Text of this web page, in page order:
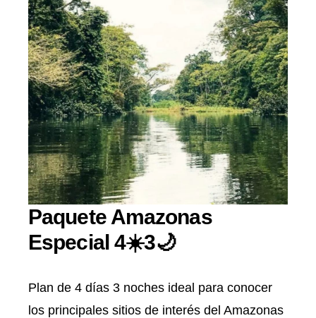
Paquete Amazonas
Especial 4☀️3🌙
Plan de 4 días 3 noches ideal para conocer
los principales sitios de interés del Amazonas